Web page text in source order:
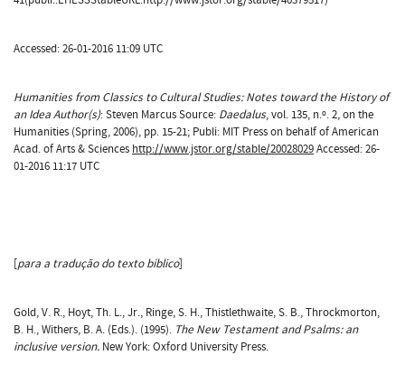
Accessed: 26-01-2016 11:09 UTC
Humanities from Classics to Cultural Studies: Notes toward the History of
an Idea Author(s): Steven Marcus Source: Daedalus, vol. 135, n.º. 2, on the
Humanities (Spring, 2006), pp. 15-21; Publi: MIT Press on behalf of American
Acad. of Arts & Sciences http://www.jstor.org/stable/20028029Accessed: 26-
01-2016 11:17 UTC
[para a tradução do texto bíblico]
Gold, V. R., Hoyt, Th. L., Jr., Ringe, S. H., Thistlethwaite, S. B., Throckmorton,
B. H., Withers, B. A. (Eds.). (1995). The New Testament and Psalms: an
inclusive version. New York: Oxford University Press.